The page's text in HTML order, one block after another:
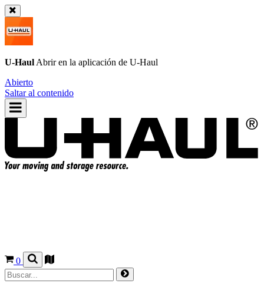
U-Haul Abrir en la aplicación de U-Haul
Abierto
Saltar al contenido
0